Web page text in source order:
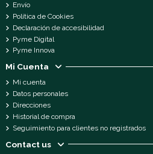
Envío
Política de Cookies
Declaración de accesibilidad
Pyme Digital
Pyme Innova
Mi Cuenta
Mi cuenta
Datos personales
Direcciones
Historial de compra
Seguimiento para clientes no registrados
Contact us